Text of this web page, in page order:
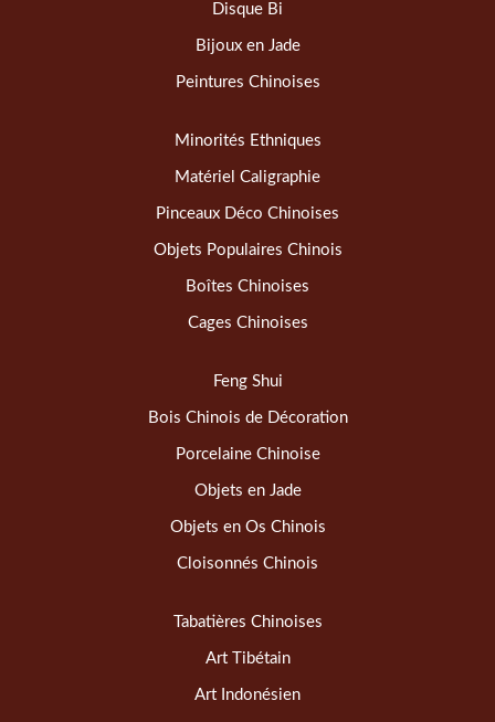
Disque Bi
Bijoux en Jade
Peintures Chinoises
Minorités Ethniques
Matériel Caligraphie
Pinceaux Déco Chinoises
Objets Populaires Chinois
Boîtes Chinoises
Cages Chinoises
Feng Shui
Bois Chinois de Décoration
Porcelaine Chinoise
Objets en Jade
Objets en Os Chinois
Cloisonnés Chinois
Tabatières Chinoises
Art Tibétain
Art Indonésien